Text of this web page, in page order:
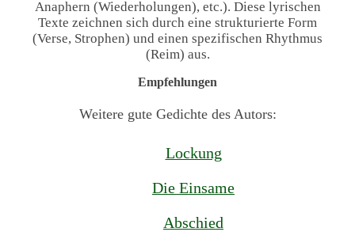
Anaphern (Wiederholungen), etc.). Diese lyrischen
Texte zeichnen sich durch eine strukturierte Form
(Verse, Strophen) und einen spezifischen Rhythmus
(Reim) aus.
Empfehlungen
Weitere gute Gedichte des Autors:
Lockung
Die Einsame
Abschied